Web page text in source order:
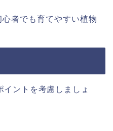
者でも育てやすい植物
ントを考慮しましょ